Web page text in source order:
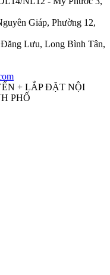
Giáp, Phường 12,
Đăng Lưu, Long Bình Tân,
+ LẮP ĐẶT NỘI
PHỐ